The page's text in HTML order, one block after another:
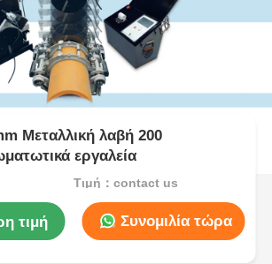
Μεταλλική λαβή 200
εργαλεία
Τιμή：contact us
τιμή Συνομιλία τώρα